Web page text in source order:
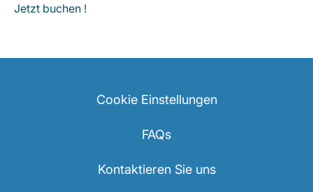
Jetzt buchen !
Cookie Einstellungen
FAQs
Kontaktieren Sie uns